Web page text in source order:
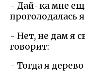
- Дай-ка мне
проголодалась
- Нет, не дам я
говорит:
- Тогда я